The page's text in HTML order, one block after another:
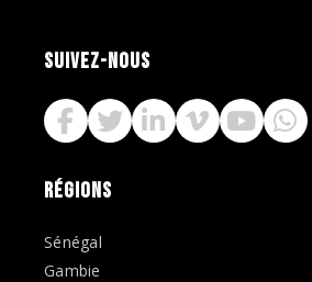
SUIVEZ-NOUS
RÉGIONS
Sénégal
Gambie